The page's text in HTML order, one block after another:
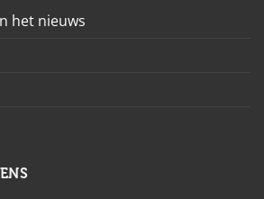
het nieuws